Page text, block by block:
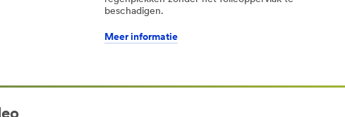
beschadigen.
Meer informatie